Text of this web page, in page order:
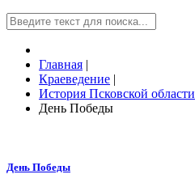
Главная |
Краеведение |
История Псковской области
День Победы
День Победы